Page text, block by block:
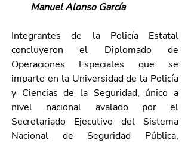
Manuel Alonso García
Integrantes de la Policía Estatal
concluyeron el Diplomado de
Operaciones Especiales que se
imparte en la Universidad de la Policía
y Ciencias de la Seguridad, único a
nivel nacional avalado por el
Secretariado Ejecutivo del Sistema
Nacional de Seguridad Pública,